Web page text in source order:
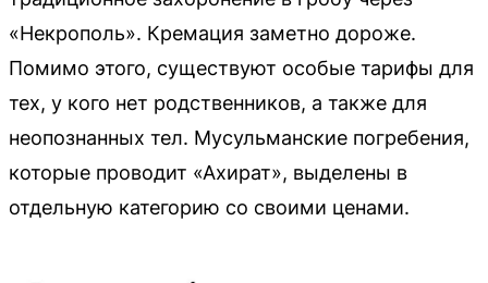
«Некрополь». Кремация заметно дороже.
Помимо этого, существуют особые тарифы для
тех, у кого нет родственников, а также для
неопознанных тел. Мусульманские погребения,
которые проводит «Ахират», выделены в
отдельную категорию со своими ценами.